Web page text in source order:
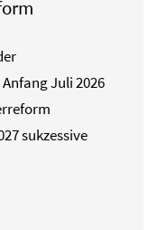
Juli 2026
sukzessive